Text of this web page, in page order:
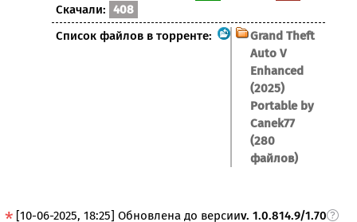
Скачали: 408
Список файлов в торренте:
Grand Theft
Auto V
Enhanced
(2025)
Portable by
Canek77
(280
файлов)
[10-06-2025, 18:25] Обновлена до версииv. 1.0.814.9/1.70